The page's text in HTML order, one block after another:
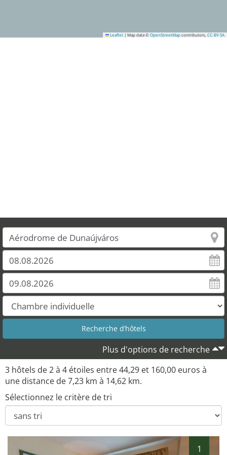
Leaflet | Map data © OpenStreetMap contributors, CC-BY-SA
Plus d'options de recherche
3 hôtels de 2 à 4 étoiles entre 44,29 et 160,00 euros à
une distance de 7,23 km à 14,62 km.
Sélectionnez le critère de tri
1